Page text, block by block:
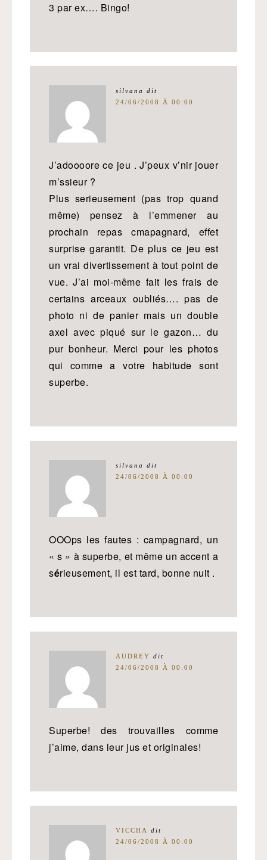
3 par ex…. Bingo!
silvana
dit
24/06/2008 À 00:00
J’adoooore ce jeu . J’peux v’nir jouer
m’ssieur ?
Plus serieusement (pas trop quand
même) pensez à l’emmener au
prochain repas cmapagnard, effet
surprise garantit. De plus ce jeu est
un vrai divertissement à tout point de
vue. J’ai moi-même fait les frais de
certains arceaux oubliés…. pas de
photo ni de panier mais un double
axel avec piqué sur le gazon… du
pur bonheur. Merci pour les photos
qui comme a votre habitude sont
superbe.
silvana
dit
24/06/2008 À 00:00
OOOps les fautes : campagnard, un
« s » à superbe, et même un accent a
sérieusement, il est tard, bonne nuit .
AUDREY dit
24/06/2008 À 00:00
Superbe! des trouvailles comme
j’aime, dans leur jus et originales!
VICCHA
dit
24/06/2008 À 00:00